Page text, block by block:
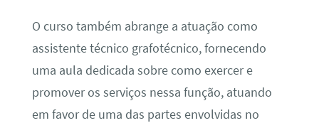
O curso também abrange a atuação como
assistente técnico grafotécnico, fornecendo
uma aula dedicada sobre como exercer e
promover os serviços nessa função, atuando
em favor de uma das partes envolvidas no